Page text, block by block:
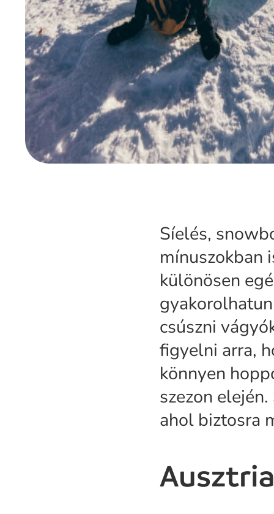
Síelés,
mínuszokban
különösen
csúszni
figyelni arra,
könnyen
szezon
ahol biztosra